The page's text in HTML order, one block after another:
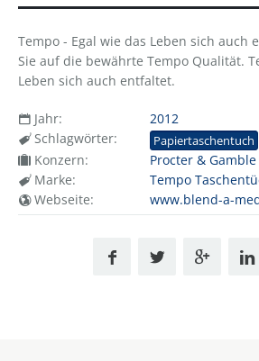
Tempo - Egal wie das Leben sich auch
Sie auf die bewährte Tempo Qualität.
Leben sich auch entfaltet.
Jahr:
2012
Schlagwörter:
Papiertaschentuch
Konzern:
Procter &
Marke:
Tempo
Webseite:
www.blend-a-